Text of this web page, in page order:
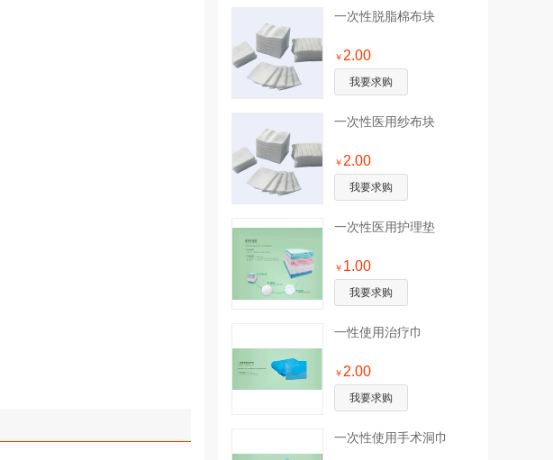
一次性脱脂棉布块
￥ 2.00
我要求购
一次性医用纱布块
￥ 2.00
我要求购
一次性医用护理垫
￥ 1.00
我要求购
一性使用治疗巾
￥ 2.00
我要求购
一次性使用手术洞巾